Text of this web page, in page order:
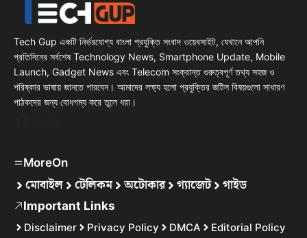
Tech Gup একটি নির্ভরযোগ্য বাংলা প্রযুক্তি সংবাদ ওয়েবসাইট, যেখানে আপনি
প্রতিদিনের সর্বশেষ Technology News, Smartphone Update, Mobile
Launch, Gadget News এবং Telecom সংক্রান্ত গুরুত্বপূর্ণ তথ্য সহজ ও
পরিষ্কার ভাষায় জানতে পারবেন। আমাদের লক্ষ্য হলো প্রযুক্তির জটিল বিষয়গুলো সাধারণ
পাঠকদের জন্য বোধগম্য করে তুলে ধরা।
MoreOn
মোবাইল টেলিকম অটোকার গ্যাজেট গাইড
Important Links
Disclaimer Privacy Policy DMCA
Editorial Policy